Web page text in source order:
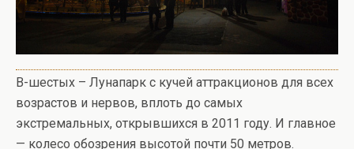
В-шестых – Лунапарк с кучей аттракционов для всех
возрастов и нервов, вплоть до самых
экстремальных, открывшихся в 2011 году. И главное
— колесо обозрения высотой почти 50 метров.